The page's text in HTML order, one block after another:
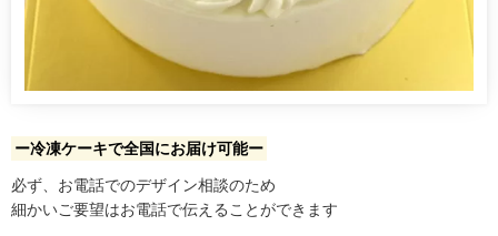
ー冷凍ケーキで全国にお届け可能ー
必ず、お電話でのデザイン相談のため
細かいご要望はお電話で伝えることができます